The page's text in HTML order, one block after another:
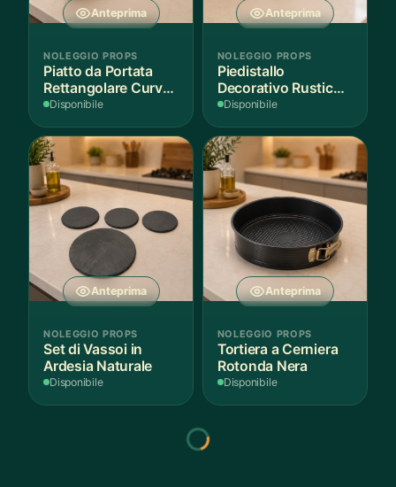
Anteprima
NOLEGGIO PROPS
Piatto da Portata
Rettangolare Curvo
Bianco
Disponibile
Anteprima
NOLEGGIO PROPS
Piedistallo
Decorativo Rustico
in Legno
Disponibile
Anteprima
NOLEGGIO PROPS
Set di Vassoi in
Ardesia Naturale
Disponibile
Anteprima
NOLEGGIO PROPS
Tortiera a Cerniera
Rotonda Nera
Disponibile